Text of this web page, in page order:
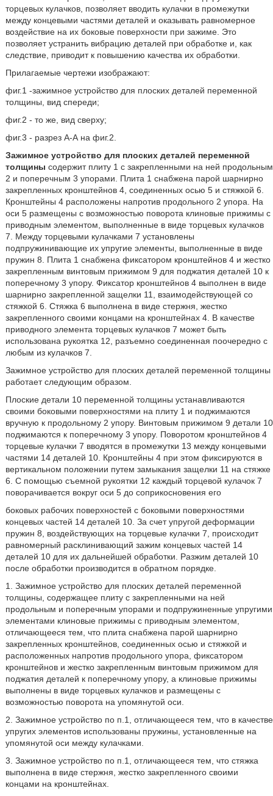
торцевых кулачков, позволяет вводить кулачки в промежутки
между концевыми частями деталей и оказывать равномерное
воздействие на их боковые поверхности при зажиме. Это
позволяет устранить вибрацию деталей при обработке и, как
следствие, приводит к повышению качества их обработки.
Прилагаемые чертежи изображают:
фиг.1 -зажимное устройство для плоских деталей переменной
толщины, вид спереди;
фиг.2 - то же, вид сверху;
фиг.3 - разрез А-А на фиг.2.
Зажимное устройство для плоских деталей переменной
толщины содержит плиту 1 с закрепленными на ней продольным
2 и поперечным 3 упорами. Плита 1 снабжена парой шарнирно
закрепленных кронштейнов 4, соединенных осью 5 и стяжкой 6.
Кронштейны 4 расположены напротив продольного 2 упора. На
оси 5 размещены с возможностью поворота клиновые прижимы с
приводным элементом, выполненные в виде торцевых кулачков
7. Между торцевыми кулачками 7 установлены
подпружинивающие их упругие элементы, выполненные в виде
пружин 8. Плита 1 снабжена фиксатором кронштейнов 4 и жестко
закрепленным винтовым прижимом 9 для поджатия деталей 10 к
поперечному 3 упору. Фиксатор кронштейнов 4 выполнен в виде
шарнирно закрепленной защелки 11, взаимодействующей со
стяжкой 6. Стяжка 6 выполнена в виде стержня, жестко
закрепленного своими концами на кронштейнах 4. В качестве
приводного элемента торцевых кулачков 7 может быть
использована рукоятка 12, разъемно соединенная поочередно с
любым из кулачков 7.
Зажимное устройство для плоских деталей переменной толщины
работает следующим образом.
Плоские детали 10 переменной толщины устанавливаются
своими боковыми поверхностями на плиту 1 и поджимаются
вручную к продольному 2 упору. Винтовым прижимом 9 детали 10
поджимаются к поперечному 3 упору. Поворотом кронштейнов 4
торцевые кулачки 7 вводятся в промежутки 13 между концевыми
частями 14 деталей 10. Кронштейны 4 при этом фиксируются в
вертикальном положении путем замыкания защелки 11 на стяжке
6. С помощью съемной рукоятки 12 каждый торцевой кулачок 7
поворачивается вокруг оси 5 до соприкосновения его
боковых рабочих поверхностей с боковыми поверхностями
концевых частей 14 деталей 10. За счет упругой деформации
пружин 8, воздействующих на торцевые кулачки 7, происходит
равномерный расклинивающий зажим концевых частей 14
деталей 10 для их дальнейшей обработки. Разжим деталей 10
после обработки производится в обратном порядке.
1. Зажимное устройство для плоских деталей переменной
толщины, содержащее плиту с закрепленными на ней
продольным и поперечным упорами и подпружиненные упругими
элементами клиновые прижимы с приводным элементом,
отличающееся тем, что плита снабжена парой шарнирно
закрепленных кронштейнов, соединенных осью и стяжкой и
расположенных напротив продольного упора, фиксатором
кронштейнов и жестко закрепленным винтовым прижимом для
поджатия деталей к поперечному упору, а клиновые прижимы
выполнены в виде торцевых кулачков и размещены с
возможностью поворота на упомянутой оси.
2. Зажимное устройство по п.1, отличающееся тем, что в качестве
упругих элементов использованы пружины, установленные на
упомянутой оси между кулачками.
3. Зажимное устройство по п.1, отличающееся тем, что стяжка
выполнена в виде стержня, жестко закрепленного своими
концами на кронштейнах.